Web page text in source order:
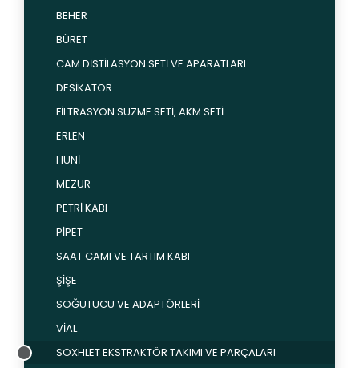
BEHER
BÜRET
CAM DİSTİLASYON SETİ VE APARATLARI
DESİKATÖR
FİLTRASYON SÜZME SETİ, AKM SETİ
ERLEN
HUNİ
MEZUR
PETRİ KABI
PİPET
SAAT CAMI VE TARTIM KABI
ŞİŞE
SOĞUTUCU VE ADAPTÖRLERİ
VİAL
SOXHLET EKSTRAKTÖR TAKIMI VE PARÇALARI